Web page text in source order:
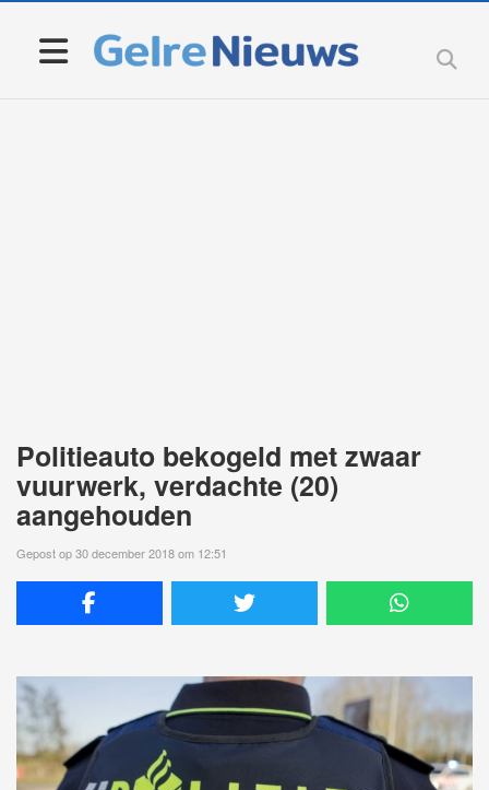
Politieauto bekogeld met zwaar
vuurwerk, verdachte (20)
aangehouden
Gepost op 30 december 2018 om 12:51